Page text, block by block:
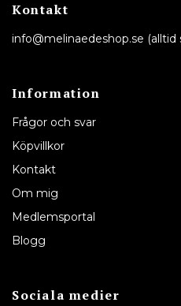
Kontakt
info@melinaedeshop.se (alltid
Information
Frågor och svar
Köpvillkor
Kontakt
Om mig
Medlemsportal
Blogg
Sociala medier